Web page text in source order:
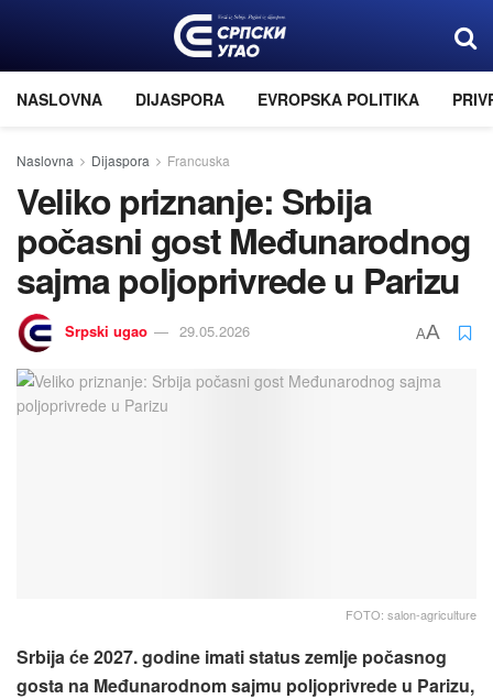
NASLOVNA DIJASPORA EVROPSKA POLITIKA
Naslovna Dijaspora Francuska
Veliko priznanje: Srbija
počasni gost Međunarodnog
sajma poljoprivrede u Parizu
Srpski ugao 29.05.2026 AA
FOTO: salon-agriculture
Srbija će 2027. godine imati status zemlje počasnog
gosta na Međunarodnom sajmu poljoprivrede u Parizu,